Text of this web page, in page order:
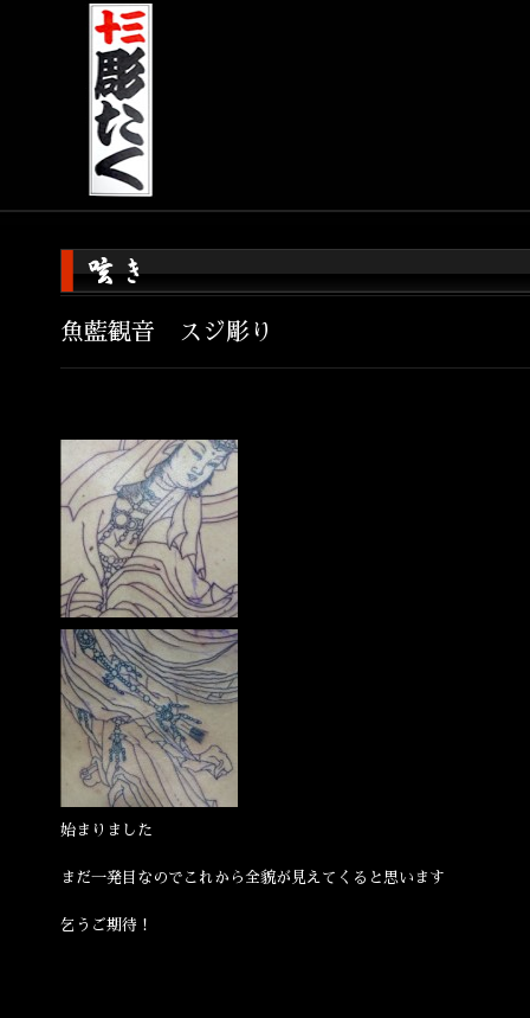
魚藍観音 スジ彫り
始まりました
まだ一発目なのでこれから全貌が見えてくると思います
乞うご期待！